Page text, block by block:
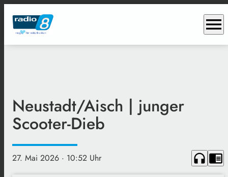
menu
Neustadt/Aisch | junger
Scooter-Dieb
27. Mai 2026 · 10:52 Uhr headphones chrome_reader_mode